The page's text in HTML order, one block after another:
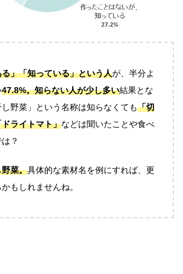
」「知っている」という人が、半分よ
47.8%。知らない人が少し多い結果とな
野菜」という名称は知らなくても「切
ライトマト」などは聞いたことや食べ
？
菜。具体的な素材名を例にすれば、更
もしれませんね。